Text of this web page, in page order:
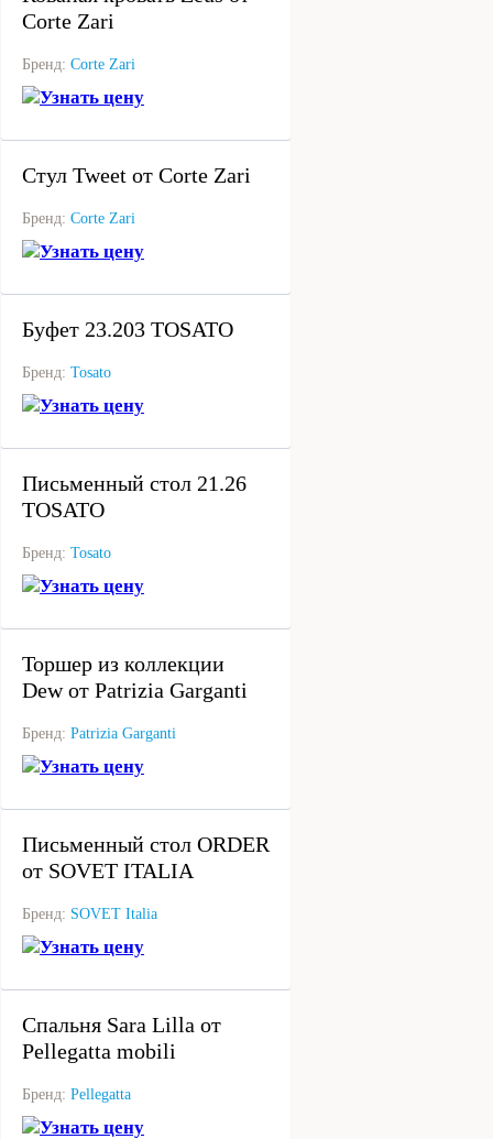
Corte Zari
Бренд: Corte Zari
Узнать цену
Стул Tweet от Corte Zari
Бренд: Corte Zari
Узнать цену
Буфет 23.203 TOSATO
Бренд: Tosato
Узнать цену
Письменный стол 21.26
TOSATO
Бренд: Tosato
Узнать цену
Торшер из коллекции
Dew от Patrizia Garganti
Бренд: Patrizia Garganti
Узнать цену
Письменный стол ORDER
от SOVET ITALIA
Бренд: SOVET Italia
Узнать цену
Спальня Sara Lilla от
Pellegatta mobili
Бренд: Pellegatta
Узнать цену